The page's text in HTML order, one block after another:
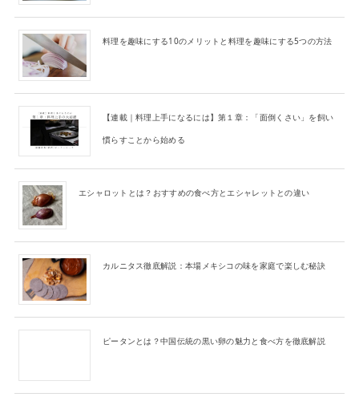
料理を趣味にする10のメリットと料理を趣味にする5つの方法
【連載｜料理上手になるには】第１章：「面倒くさい」を飼い
慣らすことから始める
エシャロットとは？おすすめの食べ方とエシャレットとの違い
カルニタス徹底解説：本場メキシコの味を家庭で楽しむ秘訣
ピータンとは？中国伝統の黒い卵の魅力と食べ方を徹底解説